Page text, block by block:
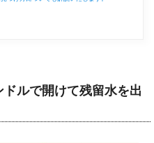
ルで開けて残留水を出